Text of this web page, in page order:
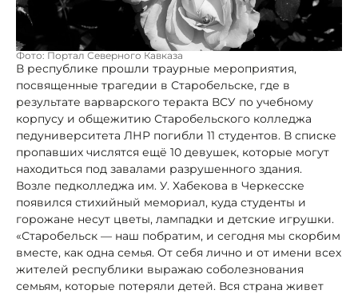
Фото: Портал Северного Кавказа
В республике прошли траурные мероприятия,
посвященные трагедии в Старобельске, где в
результате варварского теракта ВСУ по учебному
корпусу и общежитию Старобельского колледжа
педуниверситета ЛНР погибли 11 студентов. В списке
пропавших числятся ещё 10 девушек, которые могут
находиться под завалами разрушенного здания.
Возле педколледжа им. У. Хабекова в Черкесске
появился стихийный мемориал, куда студенты и
горожане несут цветы, лампадки и детские игрушки.
«Старобельск — наш побратим, и сегодня мы скорбим
вместе, как одна семья. От себя лично и от имени всех
жителей республики выражаю соболезнования
семьям, которые потеряли детей. Вся страна живет